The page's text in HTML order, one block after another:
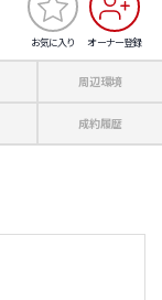
お気に入り オーナー登録
周辺環境
成約履歴